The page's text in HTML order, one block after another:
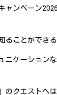
ャンペーン
ることができる
ケーション
のクエストへ